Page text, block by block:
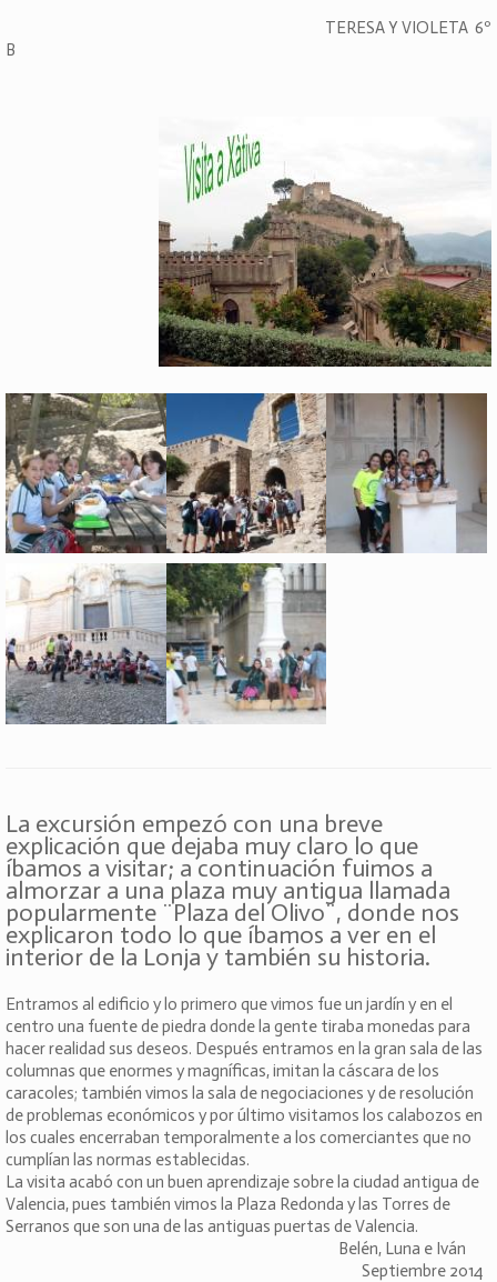
TERESA Y VIOLETA 6º
B
La excursión empezó con una breve
explicación que dejaba muy claro lo que
íbamos a visitar; a continuación fuimos a
almorzar a una plaza muy antigua llamada
popularmente ¨Plaza del Olivo¨, donde nos
explicaron todo lo que íbamos a ver en el
interior de la Lonja y también su historia.
Entramos al edificio y lo primero que vimos fue un jardín y en el
centro una fuente de piedra donde la gente tiraba monedas para
hacer realidad sus deseos. Después entramos en la gran sala de las
columnas que enormes y magníficas, imitan la cáscara de los
caracoles; también vimos la sala de negociaciones y de resolución
de problemas económicos y por último visitamos los calabozos en
los cuales encerraban temporalmente a los comerciantes que no
cumplían las normas establecidas.
La visita acabó con un buen aprendizaje sobre la ciudad antigua de
Valencia, pues también vimos la Plaza Redonda y las Torres de
Serranos que son una de las antiguas puertas de Valencia.
Belén, Luna e Iván
Septiembre 2014